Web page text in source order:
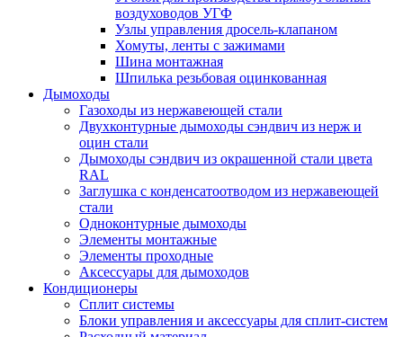
воздуховодов УГФ
Узлы управления дросель-клапаном
Хомуты, ленты с зажимами
Шина монтажная
Шпилька резьбовая оцинкованная
Дымоходы
Газоходы из нержавеющей стали
Двухконтурные дымоходы сэндвич из нерж и
оцин стали
Дымоходы сэндвич из окрашенной стали цвета
RAL
Заглушка с конденсатоотводом из нержавеющей
стали
Одноконтурные дымоходы
Элементы монтажные
Элементы проходные
Аксессуары для дымоходов
Кондиционеры
Сплит системы
Блоки управления и аксессуары для сплит-систем